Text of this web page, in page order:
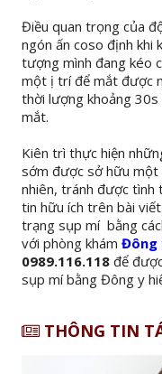
Điều quan trọng của
ngón ấn coso định khi
tượng mình đang kéo
một ị trí để mắt được
thời lượng khoảng 30s
mắt.
Kiên trì thực hiện
sớm được sở hữu
nhiên, tránh được tình
tin hữu ích trên bài
trạng sụp mí bằng
với phòng khám Đông
0989.116.118 để
sụp mí bằng Đông y
THÔNG TIN